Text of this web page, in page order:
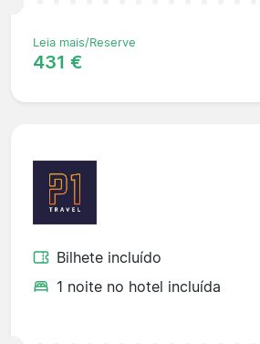
Leia mais/Reserve
431 €
Bilhete incluído
1 noite no hotel incluída